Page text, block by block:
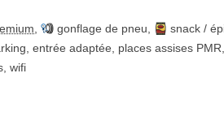
gonflage de pneu snack /
entrée adaptée, places assises
wifi